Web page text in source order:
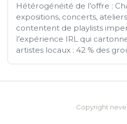
Hétérogénéité de l’offre :
expositions, concerts,
contentent de playlists
l’expérience IRL qui
artistes locaux : 42 % des
Copyright